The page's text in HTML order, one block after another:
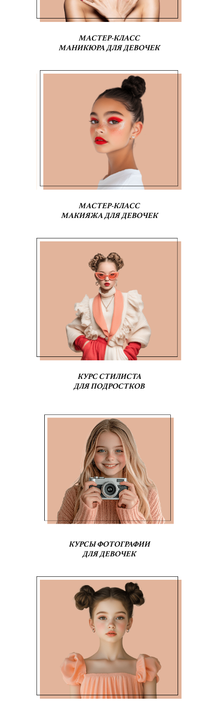
МАСТЕР-КЛАСС
МАНИКЮРА ДЛЯ ДЕВОЧЕК
МАСТЕР-КЛАСС
МАКИЯЖА ДЛЯ ДЕВОЧЕК
КУРС СТИЛИСТА
ДЛЯ ПОДРОСТКОВ
КУРСЫ ФОТОГРАФИИ
ДЛЯ ДЕВОЧЕК